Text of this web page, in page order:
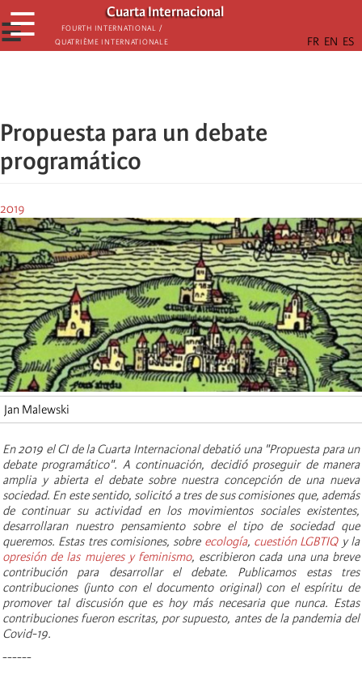
Skip
to
main
Cuarta Internacional
Fourth International /
Quatrième internationale
☰
☰
Propuesta para un debate
programático
2019
Jan Malewski
En 2019 el CI de la Cuarta Internacional debatió una "Propuesta para un
debate programático". A continuación, decidió proseguir de manera
amplia y abierta el debate sobre nuestra concepción de una nueva
sociedad. En este sentido, solicitó a tres de sus comisiones que, además
de continuar su actividad en los movimientos sociales existentes,
desarrollaran nuestro pensamiento sobre el tipo de sociedad que
queremos. Estas tres comisiones, sobre ecología, cuestión LGBTIQy la
opresión de las mujeres y feminismo, escribieron cada una una breve
contribución para desarrollar el debate. Publicamos estas tres
contribuciones (junto con el documento original) con el espíritu de
promover tal discusión que es hoy más necesaria que nunca. Estas
contribuciones fueron escritas, por supuesto, antes de la pandemia del
Covid-19.
------